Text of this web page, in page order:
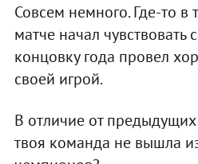
Совсем немного. Где-то в
матче начал чувствовать
концовку года провел
своей игрой.
В отличие от предыдущих
твоя команда не вышла